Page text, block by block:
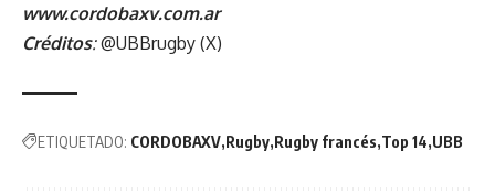
www.cordobaxv.com.ar
Créditos:@UBBrugby (X)
ETIQUETADO: CORDOBAXV Rugby Rugby francés Top 14 UBB